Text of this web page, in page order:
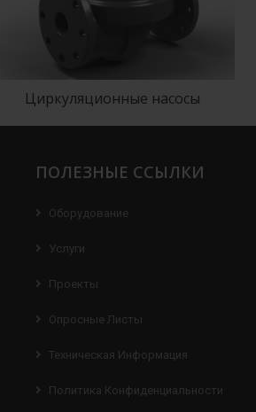
Циркуляционные насосы
ПОЛЕЗНЫЕ ССЫЛКИ
Оборудование
Услуги
Проекты
Опросные Листы
Техническая Информация
Политика Конфиденциальности